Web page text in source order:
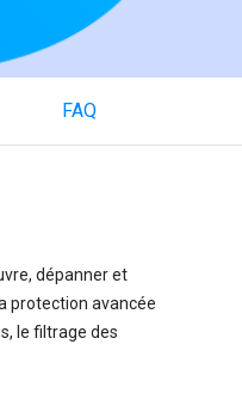
FAQ
dépanner et
protection avancée
le filtrage des